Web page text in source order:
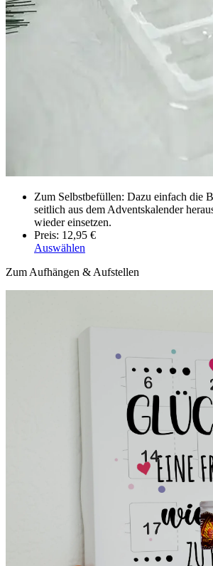
Zum Selbstbefüllen: Dazu einfach die
seitlich aus dem Adventskalender
wieder einsetzen.
Preis: 12,95 €
Auswählen
Zum Aufhängen & Aufstellen